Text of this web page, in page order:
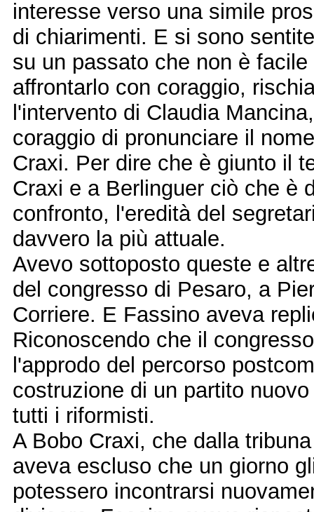
interesse verso una simile
di chiarimenti. E si sono
su un passato che non è
affrontarlo con coraggio,
l'intervento di Claudia
coraggio di pronunciare il
Craxi. Per dire che è giunto il
Craxi e a Berlinguer ciò che è
confronto, l'eredità del
davvero la più attuale.
Avevo sottoposto queste e
del congresso di Pesaro, a
Corriere. E Fassino aveva
Riconoscendo che il
l'approdo del percorso
costruzione di un partito
tutti i riformisti.
A Bobo Craxi, che dalla
aveva escluso che un giorno
potessero incontrarsi